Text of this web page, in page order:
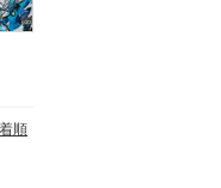
順